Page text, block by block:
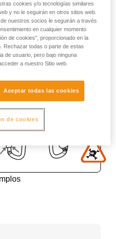
cookies y/o tecnologías similares
y no le seguirán en otros sitios web.
nuestros socios le seguirán a través
en cualquier momento
de cookies", proporcionado en la
Rechazar todas o parte de estas
de usuario, pero bajo ninguna
a nuestro Sitio web.
Aceptar todas las cookies
de cookies